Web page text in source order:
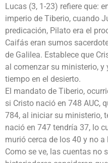
Lucas (3, 1-23) refiere que:
imperio de Tiberio, cuando
predicación, Pilato era el
Caifás eran sumos
de Galilea. Establece que
al comenzar su ministerio,
tiempo en el desierto.
El mandato de Tiberio,
si Cristo nació en 748 AUC,
784, al iniciar su ministerio,
nació en 747 tendría 37, lo
murió cerca de los 40 y no
Como se ve, las cuentas no